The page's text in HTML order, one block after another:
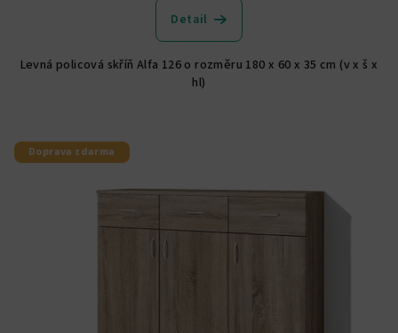
Detail
Levná policová skříň Alfa 126 o rozměru 180 x 60 x 35 cm (v x š x
hl)
Doprava zdarma